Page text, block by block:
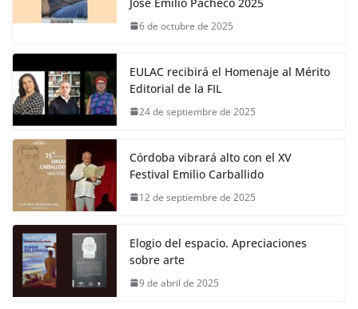
6 de octubre de 2025
EULAC recibirá el Homenaje al Mérito
Editorial de la FIL
24 de septiembre de 2025
Córdoba vibrará alto con el XV
Festival Emilio Carballido
12 de septiembre de 2025
Elogio del espacio. Apreciaciones
sobre arte
9 de abril de 2025